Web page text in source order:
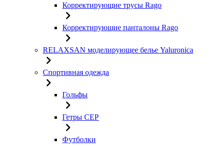
Корректирующие трусы Rago
Корректирующие панталоны Rago
RELAXSAN моделирующее белье Yaluroniсa
Спортивная одежда
Гольфы
Гетры CEP
Футболки